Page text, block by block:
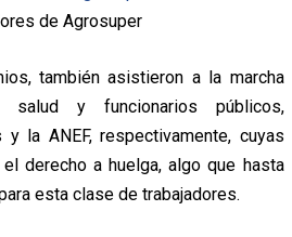
de Agrosuper
también asistieron a la marcha
salud y funcionarios públicos,
la ANEF, respectivamente, cuyas
derecho a huelga, algo que hasta
esta clase de trabajadores.